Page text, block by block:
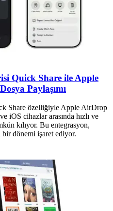
Quick Share ile Apple
Paylaşımı
Share özelliğiyle Apple AirDrop
iOS cihazlar arasında hızlı ve
kılıyor. Bu entegrasyon,
bir dönemi işaret ediyor.